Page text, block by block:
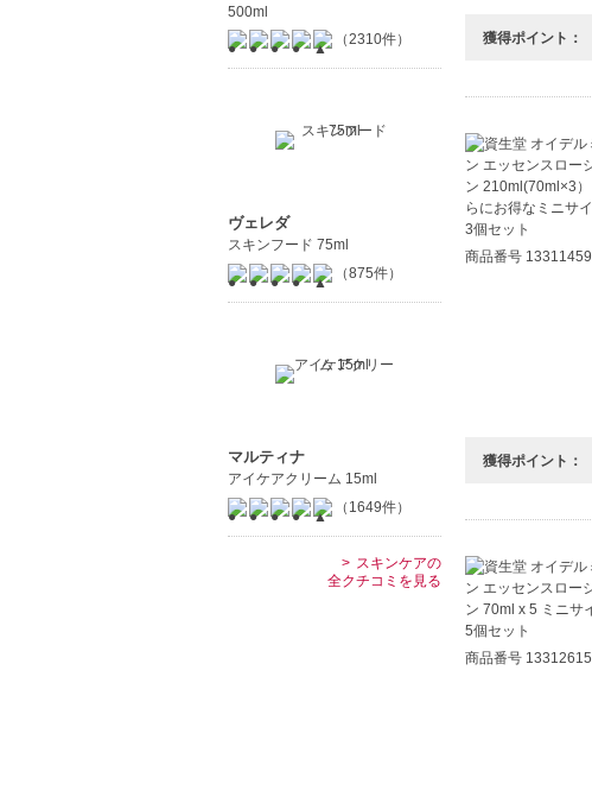
獲得ポイント：
商品番号 13311459
獲得ポイント：
商品番号 13312615
500ml
（2310件）
ヴェレダ
スキンフード 75ml
（875件）
マルティナ
アイケアクリーム 15ml
（1649件）
スキンケアの
全クチコミを見る